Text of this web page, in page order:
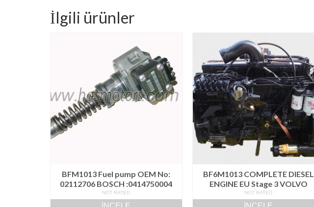
İlgili ürünler
BFM1013 Fuel pump OEM No:
02112706 BOSCH :0414750004
NOT RATED
BF6M1013 COMPLETE DIESEL
ENGINE EU Stage 3 VOLVO
NOT RATED